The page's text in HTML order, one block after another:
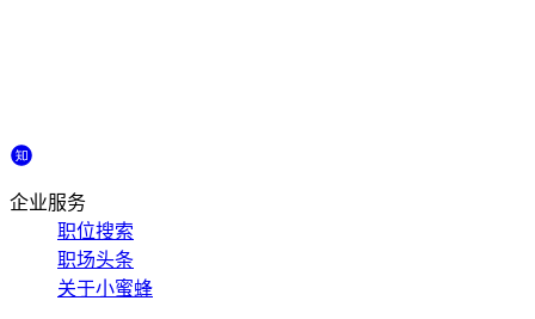
企业服务
职位搜索
职场头条
关于小蜜蜂